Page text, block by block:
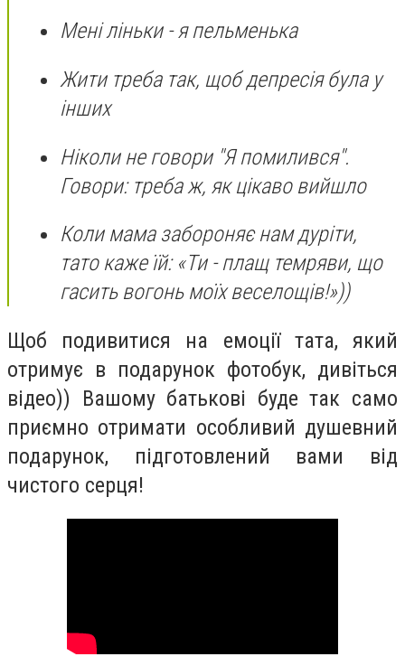
Мені ліньки - я пельменька
Жити треба так, щоб депресія була у
інших
Ніколи не говори "Я помилився".
Говори: треба ж, як цікаво вийшло
Коли мама забороняє нам дуріти,
тато каже їй: «Ти - плащ темряви, що
гасить вогонь моїх веселощів!»))
Щоб подивитися на емоції тата, який
отримує в подарунок фотобук, дивіться
відео)) Вашому батькові буде так само
приємно отримати особливий душевний
подарунок, підготовлений вами від
чистого серця!